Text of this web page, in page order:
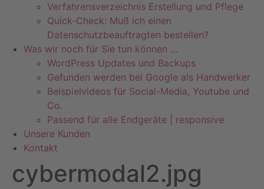
Verfahrensverzeichnis Erstellung und Pflege
Quick-Check: Muß ich einen
Datenschutzbeauftragten bestellen?
Was wir noch für Sie tun können …
WordPress Updates und Backups
Gefunden werden bei Google als Handwerker
Beispielvideos für Social-Media, Youtube und
Co.
Passend für alle Endgeräte | responsive
Unsere Kunden
Kontakt
cybermodal2.jpg